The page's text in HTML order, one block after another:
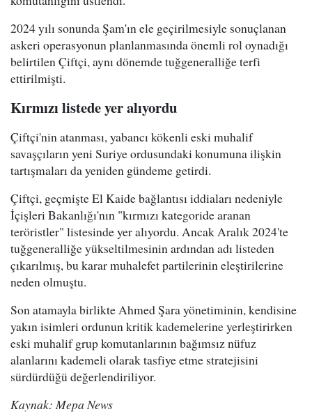
2024 yılı sonunda Şam'ın ele geçirilmesiyle sonuçlanan
askeri operasyonun planlanmasında önemli rol oynadığı
belirtilen Çiftçi, aynı dönemde tuğgeneralliğe terfi
ettirilmişti.
Kırmızı listede yer alıyordu
Çiftçi'nin atanması, yabancı kökenli eski muhalif
savaşçıların yeni Suriye ordusundaki konumuna ilişkin
tartışmaları da yeniden gündeme getirdi.
Çiftçi, geçmişte El Kaide bağlantısı iddiaları nedeniyle
İçişleri Bakanlığı'nın "kırmızı kategoride aranan
teröristler" listesinde yer alıyordu. Ancak Aralık 2024'te
tuğgeneralliğe yükseltilmesinin ardından adı listeden
çıkarılmış, bu karar muhalefet partilerinin eleştirilerine
neden olmuştu.
Son atamayla birlikte Ahmed Şara yönetiminin, kendisine
yakın isimleri ordunun kritik kademelerine yerleştirirken
eski muhalif grup komutanlarının bağımsız nüfuz
alanlarını kademeli olarak tasfiye etme stratejisini
sürdürdüğü değerlendiriliyor.
Kaynak: Mepa News